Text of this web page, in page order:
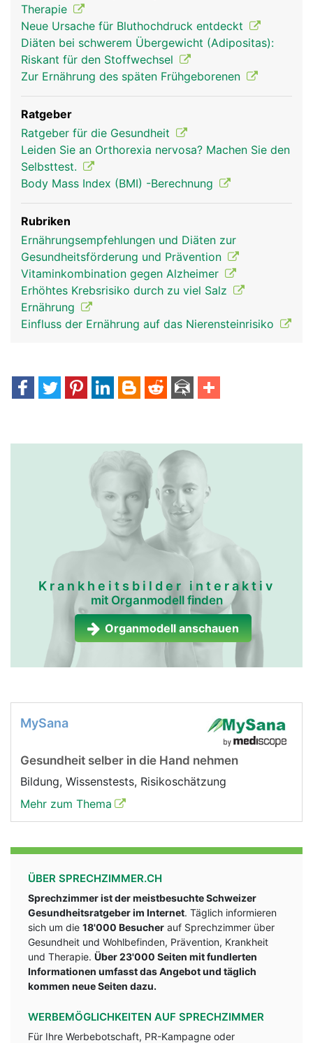
Therapie
Neue Ursache für Bluthochdruck entdeckt
Diäten bei schwerem Übergewicht (Adipositas):
Riskant für den Stoffwechsel
Zur Ernährung des späten Frühgeborenen
Ratgeber
Ratgeber für die Gesundheit
Leiden Sie an Orthorexia nervosa? Machen Sie den
Selbsttest.
Body Mass Index (BMI) -Berechnung
Rubriken
Ernährungsempfehlungen und Diäten zur
Gesundheitsförderung und Prävention
Vitaminkombination gegen Alzheimer
Erhöhtes Krebsrisiko durch zu viel Salz
Ernährung
Einfluss der Ernährung auf das Nierensteinrisiko
Krankheitsbilder interaktiv
mit Organmodell finden
Organmodell anschauen
MySana
Gesundheit selber in die Hand nehmen
Bildung, Wissenstests, Risikoschätzung
Mehr zum Thema
ÜBER SPRECHZIMMER.CH
Sprechzimmer ist der meistbesuchte Schweizer
Gesundheitsratgeber im Internet. Täglich informieren
sich um die 18'000 Besucher auf Sprechzimmer über
Gesundheit und Wohlbefinden, Prävention, Krankheit
und Therapie. Über 23'000 Seiten mit fundlerten
Informationen umfasst das Angebot und täglich
kommen neue Seiten dazu.
WERBEMÖGLICHKEITEN AUF SPRECHZIMMER
Für Ihre Werbebotschaft, PR-Kampagne oder